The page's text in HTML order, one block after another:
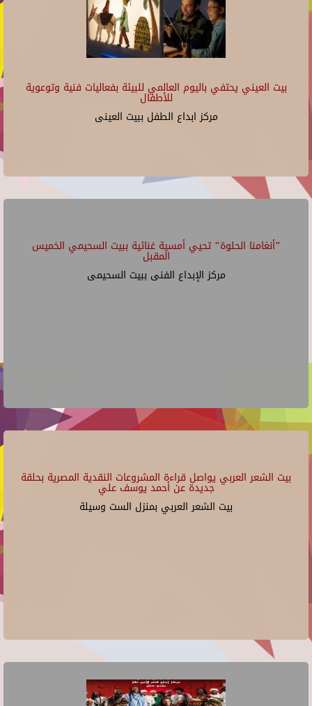
بيت العيني يحتفي باليوم العالمي للبيئة بفعاليات فنية وتوعوية
للأطفال
مركز ابداع الطفل ببيت العينى
"أنغامنا الحلوة" تحيي أمسية غنائية ببيت السحيمي الخميس
المقبل
مركز الإبداع الفنى ببيت السحيمى
بيت الشعر العربي يواصل قراءة المشروعات النقدية المصرية بحلقة
جديدة عن أحمد يوسف علي
بيت الشعر العربي بمنزل الست وسيلة